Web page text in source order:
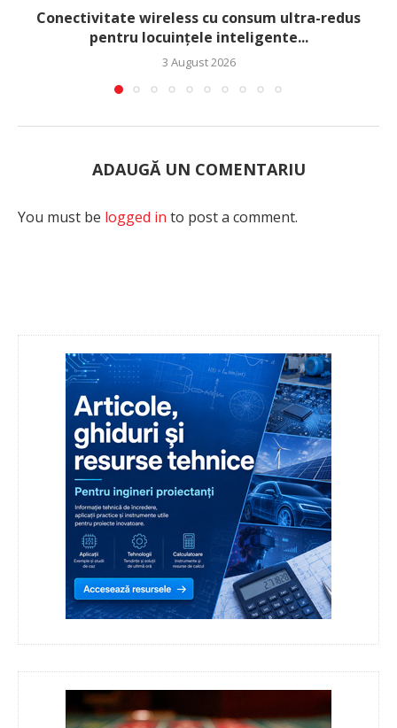
Conectivitate wireless cu consum ultra-redus
pentru locuințele inteligente...
3 August 2026
ADAUGĂ UN COMENTARIU
You must be logged in to post a comment.